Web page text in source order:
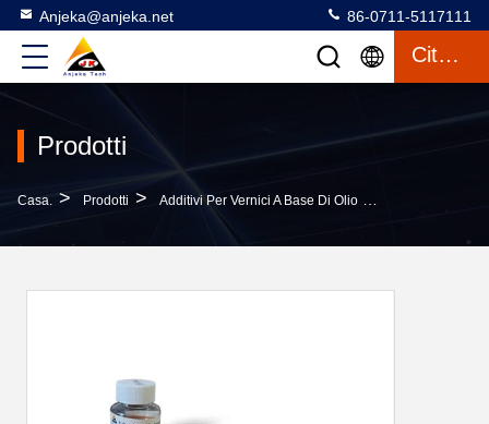
Anjeka@anjeka.net 86-0711-5117111
Citazione
Prodotti
Casa. > Prodotti > Additivi Per Vernici A Base Di Olio >